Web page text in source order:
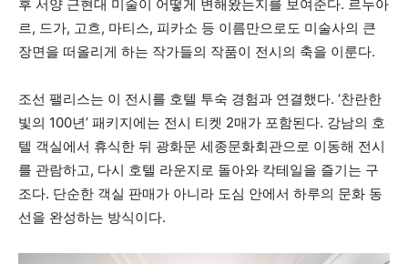
후 서양 근현대 미술이 어떻게 변해왔는지를 보여준다. 르누아
르, 드가, 고흐, 마티스, 피카소 등 이름만으로도 미술사의 큰
장면을 떠올리게 하는 작가들의 작품이 전시의 축을 이룬다.
조선 팰리스는 이 전시를 호텔 투숙 경험과 연결했다. ‘찬란한
빛의 100년’ 패키지에는 전시 티켓 2매가 포함된다. 강남의 호
텔 객실에서 휴식한 뒤 광화문 세종문화회관으로 이동해 전시
를 관람하고, 다시 호텔 라운지로 돌아와 칵테일을 즐기는 구
조다. 단순한 객실 판매가 아니라 도심 안에서 하루의 문화 동
선을 완성하는 방식이다.